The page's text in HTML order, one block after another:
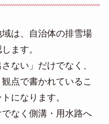
は、自治体の排雪場
ます。
ない」だけでなく、
点で書かれているこ
になります。
なく側溝・用水路へ